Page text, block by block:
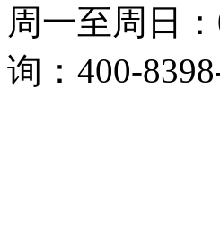
周一至周日
询：400-